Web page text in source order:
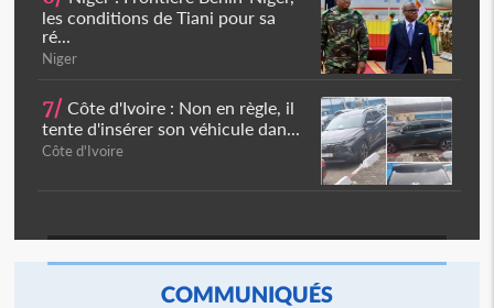
les conditions de Tiani pour sa
ré...
Niger
7/ Côte d'Ivoire : Non en règle, il
tente d'insérer son véhicule dan...
Côte d'Ivoire
COMMUNIQUÉS